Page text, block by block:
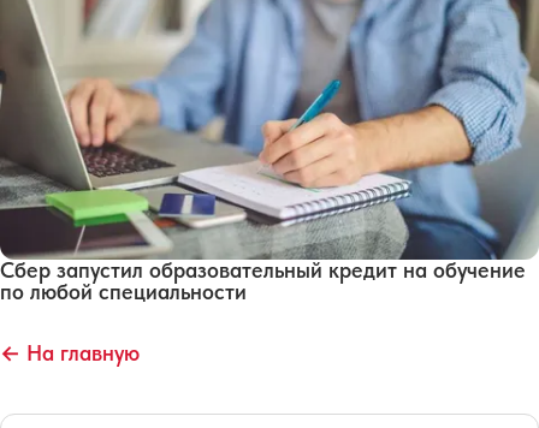
Сбер запустил образовательный кредит на обучение
по любой специальности
← На главную